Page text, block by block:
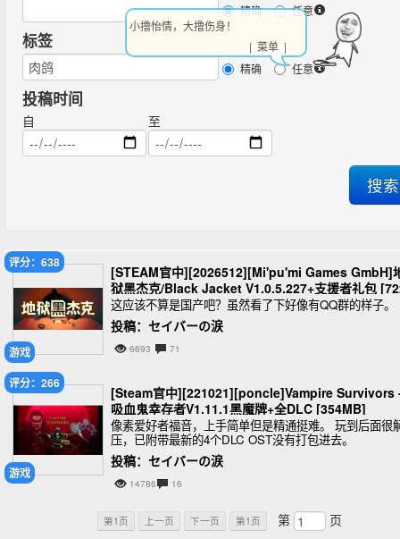
精确 任意
标签
精确 任意
投稿时间
自 至
游戏
评分：638
[STEAM官中][2026512][Mi'pu'mi Games GmbH]
狱黑杰克/Black Jacket V1.0.5.227+支援者礼包
MB]
这应该不算是国产吧？虽然看了下好像有QQ群的样子。
投稿：セイバーの涙
6693 71
游戏
评分：266
[Steam官中][221021][poncle]Vampire Survivors
吸血鬼幸存者V1.11.1黑魔牌+全DLC [354MB]
像素爱好者福音，上手简单但是精通挺难。 玩到后面很
压，已附带最新的4个DLC OST没有打包进去。
投稿：セイバーの涙
14786 16
第1页 上一页 下一页 第1页 第 页
小撸怡情，大撸伤身！
| 菜单 |